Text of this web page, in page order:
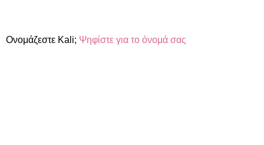
Ονομάζεστε Kali; Ψηφίστε για το όνομά σας